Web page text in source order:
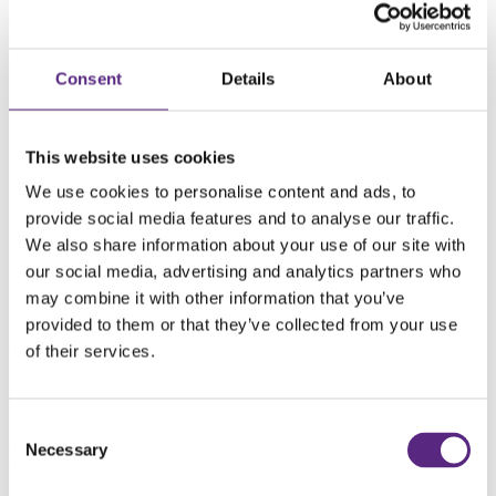
Consent Details About
This website uses cookies
We use cookies to personalise content and ads, to
provide social media features and to analyse our traffic.
We also share information about your use of our site with
our social media, advertising and analytics partners who
may combine it with other information that you’ve
provided to them or that they’ve collected from your use
of their services.
Selection
Necessary
Heicom B.V.
Van Werven Biomassa B.V.
Van Werven Plastic Recycling Holding B.V.
Van Werven België bvba
Van Werven UK Ltd.
Van Werven Sweden AB (50%)
Plastic Worx Van Werven SP. z.O.O. (50%)
Van Werven Ireland Holding Ltd. (50%)
Deze privacyverklaring is van toepassing op al onze diensten en
producten. Wij hebben het recht deze privacyverklaring te wijzigen.
Kijk daarom regelmatig op onze website waar u altijd de laatste
versie kunt vinden. Deze privacyverklaring is het laatst gewijzigd
op: 06-09-2018
https://www.vanwerven.nl/
8096 CB Oldebroek 0525 - 63 14 41
communicatie@vanwerven.nl